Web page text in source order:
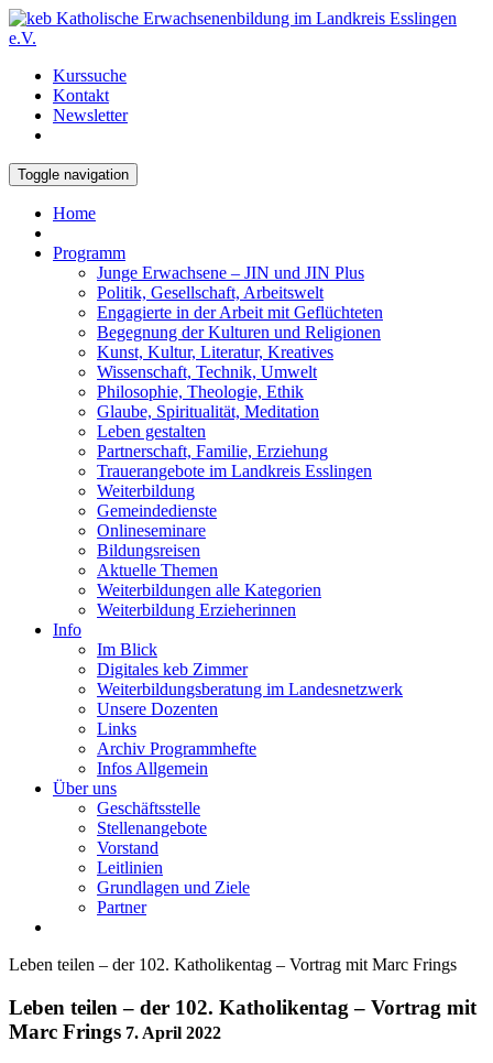
Kurssuche
Kontakt
Newsletter
Toggle navigation
Home
Programm
Junge Erwachsene – JIN und JIN Plus
Politik, Gesellschaft, Arbeitswelt
Engagierte in der Arbeit mit Geflüchteten
Begegnung der Kulturen und Religionen
Kunst, Kultur, Literatur, Kreatives
Wissenschaft, Technik, Umwelt
Philosophie, Theologie, Ethik
Glaube, Spiritualität, Meditation
Leben gestalten
Partnerschaft, Familie, Erziehung
Trauerangebote im Landkreis Esslingen
Weiterbildung
Gemeindedienste
Onlineseminare
Bildungsreisen
Aktuelle Themen
Weiterbildungen alle Kategorien
Weiterbildung Erzieherinnen
Info
Im Blick
Digitales keb Zimmer
Weiterbildungsberatung im Landesnetzwerk
Unsere Dozenten
Links
Archiv Programmhefte
Infos Allgemein
Über uns
Geschäftsstelle
Stellenangebote
Vorstand
Leitlinien
Grundlagen und Ziele
Partner
Leben teilen – der 102. Katholikentag – Vortrag mit Marc Frings
Leben teilen – der 102. Katholikentag – Vortrag mit
Marc Frings 7. April 2022